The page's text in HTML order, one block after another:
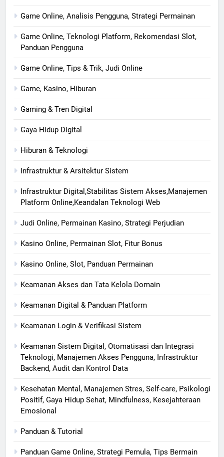
Game Online, Analisis Pengguna, Strategi Permainan
Game Online, Teknologi Platform, Rekomendasi Slot,
Panduan Pengguna
Game Online, Tips & Trik, Judi Online
Game, Kasino, Hiburan
Gaming & Tren Digital
Gaya Hidup Digital
Hiburan & Teknologi
Infrastruktur & Arsitektur Sistem
Infrastruktur Digital,Stabilitas Sistem Akses,Manajemen
Platform Online,Keandalan Teknologi Web
Judi Online, Permainan Kasino, Strategi Perjudian
Kasino Online, Permainan Slot, Fitur Bonus
Kasino Online, Slot, Panduan Permainan
Keamanan Akses dan Tata Kelola Domain
Keamanan Digital & Panduan Platform
Keamanan Login & Verifikasi Sistem
Keamanan Sistem Digital, Otomatisasi dan Integrasi
Teknologi, Manajemen Akses Pengguna, Infrastruktur
Backend, Audit dan Kontrol Data
Kesehatan Mental, Manajemen Stres, Self-care, Psikologi
Positif, Gaya Hidup Sehat, Mindfulness, Kesejahteraan
Emosional
Panduan & Tutorial
Panduan Game Online, Strategi Pemula, Tips Bermain